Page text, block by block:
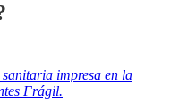
impresa en la
Frágil.